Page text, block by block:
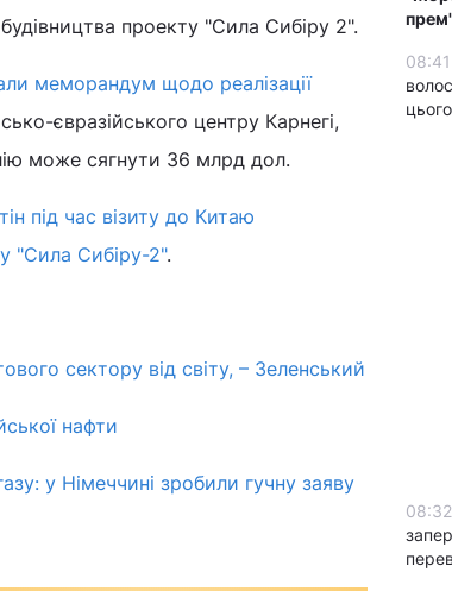
проекту "Сила Сибіру 2".
меморандум щодо реалізації
євразійського центру Карнегі,
може сягнути 36 млрд дол.
під час візиту до Китаю
"Сила Сибіру-2".
сектору від світу, – Зеленський
нафти
у Німеччині зробили гучну заяву
08:41
08:32